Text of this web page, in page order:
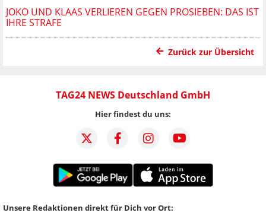
JOKO UND KLAAS VERLIEREN GEGEN PROSIEBEN: DAS IST
IHRE STRAFE
Zurück zur Übersicht
TAG24 NEWS Deutschland GmbH
Hier findest du uns:
Unsere Redaktionen direkt für Dich vor Ort: